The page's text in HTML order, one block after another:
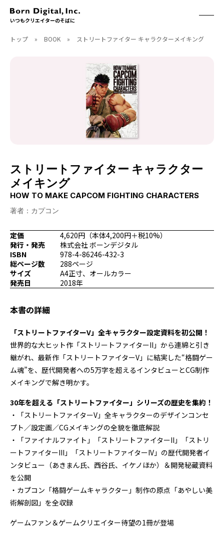
いつもクリエイターのそばに
ABOUT
CGWORLD
CGWORLD.jp
BOOK
刊行順
ゲーム/CG
アート/イラスト
プログラミング/ウェブ
ファッション/デザイン/他
SEMINAR
無料セミナー
検定
トップ » BOOK » ストリートファイター キャラクターメイキング
ストリートファイター キャラクター
メイキング
HOW TO MAKE CAPCOM FIGHTING CHARACTERS
著者：カプコン
定価
4,620円（本体4,200円＋税10%）
発行・発売
株式会社 ボーンデジタル
ISBN
978-4-86246-432-3
総ページ数
288ページ
サイズ
A4正寸、オールカラー
発売日
2018年
本書の詳細
「ストリートファイターV」全キャラクター設定資料を初公開！
世界的な大ヒット作「ストリートファイターII」から連綿と引き
継がれ、最新作「ストリートファイターV」に結実した“格闘ゲー
ム魂”を、歴代開発者への5万字を超えるインタビューとCG制作
メイキングで解き明かす。
30年を超える「ストリートファイター」シリーズの歴史を集約！
・「ストリートファイターV」全キャラクターのデザインコンセ
プト／設定画／CGメイキングの全貌を徹底解説
・「ファイナルファイト」「ストリートファイターII」「ストリ
ートファイターIII」「ストリートファイターIV」の歴代開発者イ
ンタビュー（あきまん氏、西谷氏、イケノほか）＆開発秘蔵資料
を公開
・カプコン「格闘ゲームキャラクター」制作の原点「あやしい美
術解剖図」を全収録
ゲームファン＆ゲームクリエイター待望の1冊が登場